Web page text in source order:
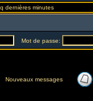
dernières minutes
Mot de passe:
Nouveaux messages